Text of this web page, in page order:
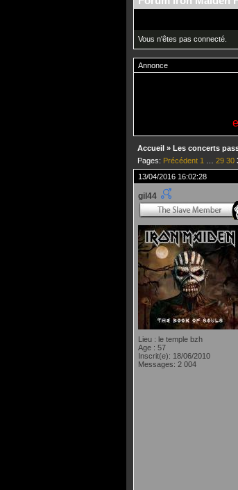
Vous n'êtes pas connecté.
Annonce
Accueil » Les concerts
Pages: Précédent 1 29 30
13/04/2016 16:02:28
gil44
Lieu : le temple bzh
Age : 57
Inscrit(e): 18/06/2010
Messages: 2 004